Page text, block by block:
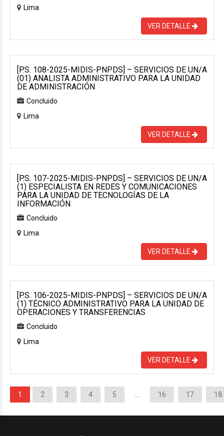
Lima
VER DETALLE
[P.S. 108-2025-MIDIS-PNPDS] – SERVICIOS DE UN/A
(01) ANALISTA ADMINISTRATIVO PARA LA UNIDAD
DE ADMINISTRACIÓN
Concluido
Lima
VER DETALLE
[P.S. 107-2025-MIDIS-PNPDS] – SERVICIOS DE UN/A
(1) ESPECIALISTA EN REDES Y COMUNICACIONES
PARA LA UNIDAD DE TECNOLOGÍAS DE LA
INFORMACIÓN
Concluido
Lima
VER DETALLE
[P.S. 106-2025-MIDIS-PNPDS] – SERVICIOS DE UN/A
(1) TÉCNICO ADMINISTRATIVO PARA LA UNIDAD DE
OPERACIONES Y TRANSFERENCIAS
Concluido
Lima
VER DETALLE
1 2 3 4 5 16 17 18